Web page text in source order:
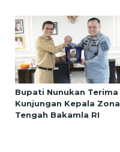
Bupati Nunukan Terima
Kunjungan Kepala Zona
Tengah Bakamla RI